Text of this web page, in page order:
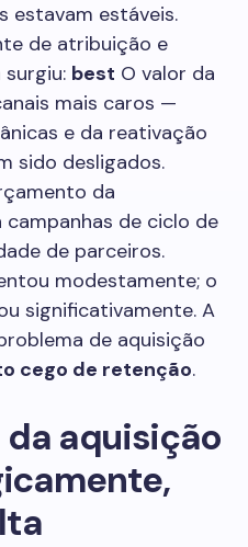
estavam estáveis.
de atribuição e
best O valor da
mais caros —
e da reativação
sido desligados.
da
de ciclo de
de parceiros.
modestamente; o
significativamente. A
de aquisição
cego de retenção.
aquisição